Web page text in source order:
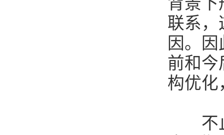
联系，
因。
前和今
构优化
不止